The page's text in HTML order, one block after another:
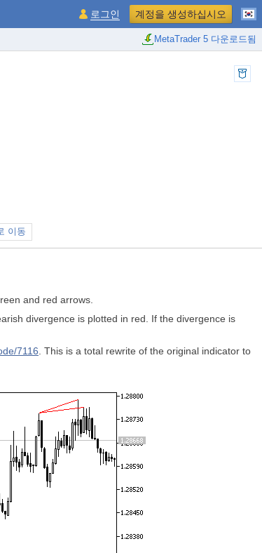
MetaTrader 5 다운로드됨
로그인 계정을 생성하십시오
이동
and red arrows.
divergence is plotted in red. If the divergence is
7116 . This is a total rewrite of the original indicator to